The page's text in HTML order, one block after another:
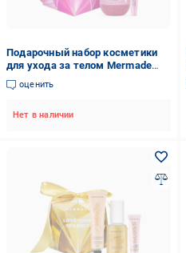
Подарочный набор косметики
для ухода за телом Mermade
Pink Crystal 3в1 для женщин
оценить
Нет в наличии